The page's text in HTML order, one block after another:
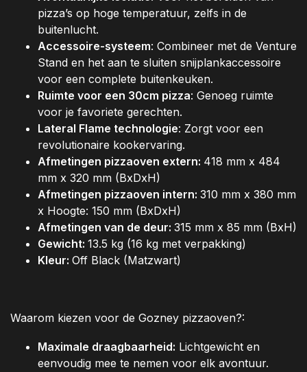
pizza’s op hoge temperatuur, zelfs in de
buitenlucht.
Accessoire-systeem: Combineer met de Venture
Stand en het aan te sluiten snijplankaccessoire
voor een complete buitenkeuken.
Ruimte voor een 30cm pizza: Genoeg ruimte
voor je favoriete gerechten.
Lateral Flame technologie: Zorgt voor een
revolutionaire kookervaring.
Afmetingen pizzaoven extern: 418 mm x 484
mm x 320 mm (BxDxH)
Afmetingen pizzaoven intern: 310 mm x 380 mm
x Hoogte: 150 mm (BxDxH)
Afmetingen van de deur: 315 mm x 85 mm (BxH)
Gewicht: 13.5 kg (16 kg met verpakking)
Kleur: Off Black (Matzwart)
Waarom kiezen voor de Gozney pizzaoven?:
Maximale draagbaarheid: Lichtgewicht en
eenvoudig mee te nemen voor elk avontuur.